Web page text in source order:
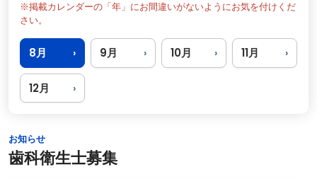
※掲載カレンダーの「年」にお間違いがないようにお気を付けくだ
さい。
8月 › 9月 › 10月 › 11月 ›
12月 ›
お知らせ
歯科衛生士募集